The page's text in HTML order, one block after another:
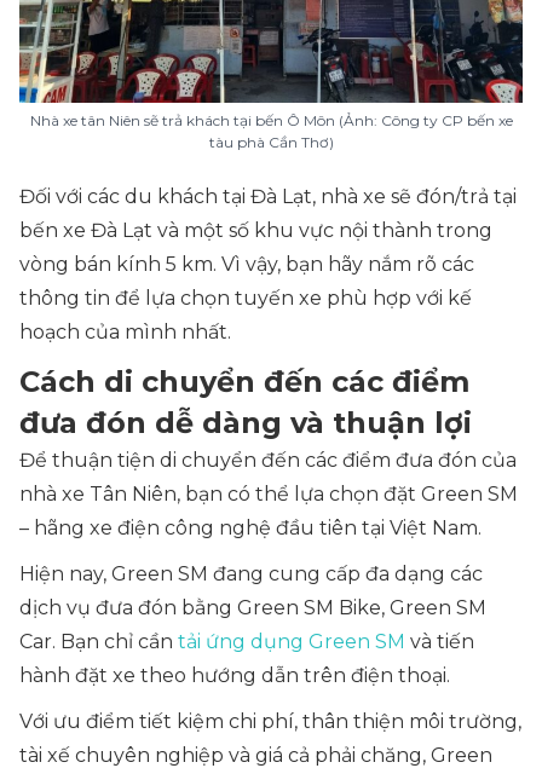
Nhà xe tân Niên sẽ trả khách tại bến Ô Môn (Ảnh: Công ty CP bến xe
tàu phà Cần Thơ)
Đối với các du khách tại Đà Lạt, nhà xe sẽ đón/trả tại
bến xe Đà Lạt và một số khu vực nội thành trong
vòng bán kính 5 km. Vì vậy, bạn hãy nắm rõ các
thông tin để lựa chọn tuyến xe phù hợp với kế
hoạch của mình nhất.
Cách di chuyển đến các điểm
đưa đón dễ dàng và thuận lợi
Để thuận tiện di chuyển đến các điểm đưa đón của
nhà xe Tân Niên, bạn có thể lựa chọn đặt Green SM
– hãng xe điện công nghệ đầu tiên tại Việt Nam.
Hiện nay, Green SM đang cung cấp đa dạng các
dịch vụ đưa đón bằng Green SM Bike, Green SM
Car. Bạn chỉ cần tải ứng dụng Green SM và tiến
hành đặt xe theo hướng dẫn trên điện thoại.
Với ưu điểm tiết kiệm chi phí, thân thiện môi trường,
tài xế chuyên nghiệp và giá cả phải chăng, Green